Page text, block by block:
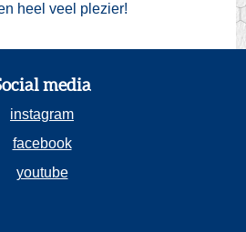
heel veel plezier!
media
instagram
facebook
youtube